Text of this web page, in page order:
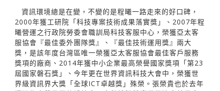
資訊環境總是在變，不變的是程曦一路走來的好口碑，
2000年獲工研院「科技專案技術成果落實獎」、2007年程
曦營運之行政院勞委會職訓局科技客服中心，榮獲亞太客
服協會『最佳委外團隊獎』、『最佳技術運用獎』兩大
獎，是該年度台灣區唯一榮獲亞太客服協會最佳客戶服務
獎項的廠商、2014年獲中小企業最高榮譽國家獎項「第23
屆國家磐石獎」、今年更在世界資訊科技大會中，榮獲世
界級資訊界大獎「全球ICT卓越獎」殊榮。張榮貴也於去年